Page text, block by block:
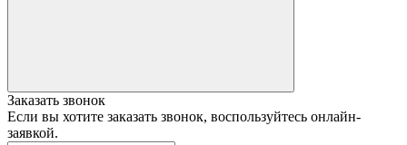
Заказать звонок
Если вы хотите заказать звонок, воспользуйтесь онлайн-
заявкой.